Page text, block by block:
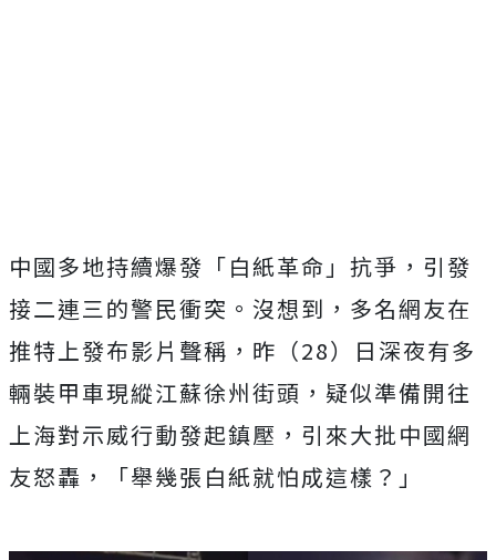
中國多地持續爆發「白紙革命」抗爭，引發
接二連三的警民衝突。沒想到，多名網友在
推特上發布影片聲稱，昨（28）日深夜有多
輛裝甲車現縱江蘇徐州街頭，疑似準備開往
上海對示威行動發起鎮壓，引來大批中國網
友怒轟，「舉幾張白紙就怕成這樣？」